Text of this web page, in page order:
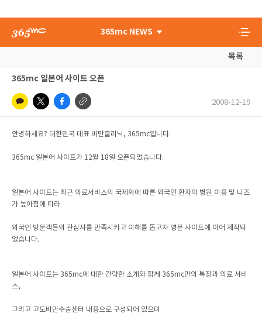
365mc NEWS
목록
365mc 일본어 사이트 오픈
2008-12-19
안녕하세요? 대한민국 대표 비만클리닉, 365mc입니다.
365mc 일본어 사이트가 12월 18일 오픈되었습니다.
일본어 사이트는 최근 의료서비스의 국제화에 따른 외국인 환자의 병원 이용 및 니즈
가 높아짐에 따라
외국인 방문객들의 관심사를 만족시키고 이해를 돕고자 영문 사이트에 이어 제작되
었습니다.
일본어 사이트는 365mc에 대한 간략한 소개와 함께 365mc만의 특징과 의료 서비
스,
그리고 고도비만수술센터 내용으로 구성되어 있으며